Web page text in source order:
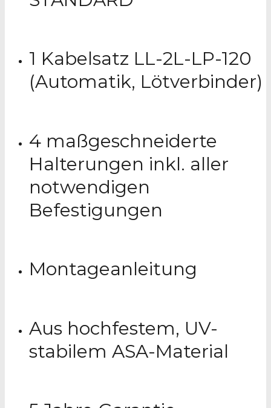
1 Kabelsatz LL-2L-LP-120
(Automatik, Lötverbinder)
4 maßgeschneiderte
Halterungen inkl. aller
notwendigen
Befestigungen
Montageanleitung
Aus hochfestem, UV-
stabilem ASA-Material